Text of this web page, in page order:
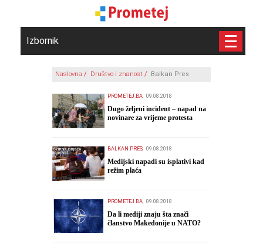
Izbornik
Naslovna / Društvo i znanost / Balkan Pres
PROMETEJ.BA, 09.08.2018
​Dugo željeni incident – napad na
novinare za vrijeme protesta
BALKAN PRES, 09.08.2018
​Medijski napadi su isplativi kad
režim plaća
PROMETEJ.BA, 09.08.2018
Da li mediji znaju šta znači
članstvo Makedonije u NATO?